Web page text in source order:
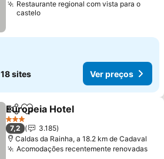
Restaurante regional com vista para o
castelo
18 sites Ver preços
PartilharAdicionar aos favoritos
Europeia Hotel
3 Estrelas
7,2
3.185
Caldas da Rainha, a 18.2 km de Cadaval
Acomodações recentemente renovadas